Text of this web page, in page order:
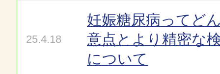
25.4.18
妊娠糖尿病ってど
意点とより精密な
について